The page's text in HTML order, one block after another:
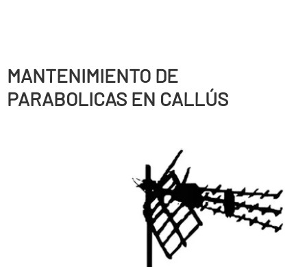
MANTENIMIENTO DE
PARABOLICAS EN CALLÚS